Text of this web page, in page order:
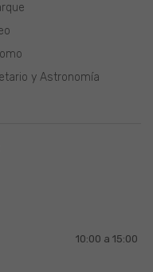
y Astronomía
10:00 a 15:00